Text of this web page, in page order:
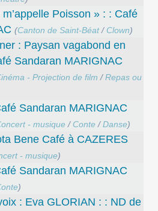
Poisson » : : Café
(Canton de Saint-Béat/ Clown)
: Paysan vagabond en
Sandaran MARIGNAC
- Projection de film /Repas ou
Sandaran MARIGNAC
- musique/ Conte/Danse)
Bene Café à CAZERES
- musique)
Sandaran MARIGNAC
)
: Eva GLORIAN : : ND de